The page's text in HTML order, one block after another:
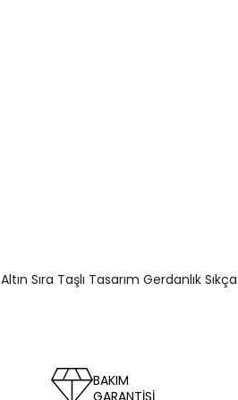
Altın Sıra Taşlı Tasarım Gerdanlık
BAKIM